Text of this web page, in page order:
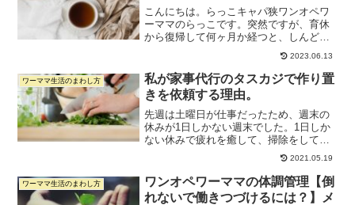
こんにちは。らっこキャパ狭ワンオペワ
ーママのらっこです。突然ですが、育休
から復帰して何ヶ月か経つと、しんどく
ないですか？身体のあちこちにガタが来
ているというママさんも多いんじゃない
でしょうか。最近、私の周りの育休から
復帰したてのママさんが軒...
2023.06.13
ワーママ生活のまわし方
私が家事代行のタスカジで作り置
きを依頼する理由。
先週は土曜日が仕事だったため、週末の
休みが1日しかない週末でした。1日しか
ない休みで疲れを癒して、掃除をして、
作り置きもして、、、とすべてをこなそ
うとするのは、私にとってかなりハード
ルが高いことです。無理やりやったとし
ても、疲れ果ててしまい...
2021.05.19
ワーママ生活のまわし方
ワンオペワーママの体調管理【倒
れないで働きつづけるには？】メ